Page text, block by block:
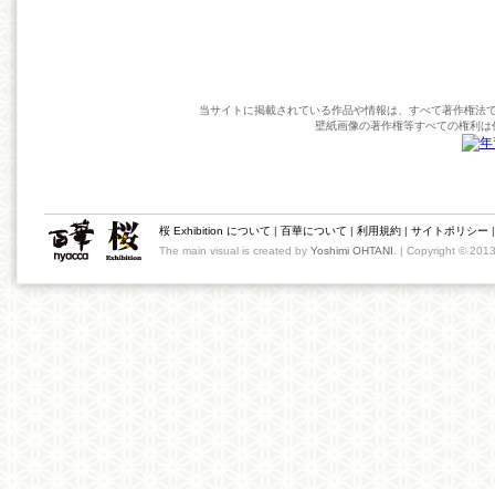
当サイトに掲載されている作品や情報は、すべて著作権
壁紙画像の著作権等すべての権利
桜 Exhibition について | 百華について | 利用規約 | サイトポリシー
The main visual is created by Yoshimi OHTANI . | Copyright ©